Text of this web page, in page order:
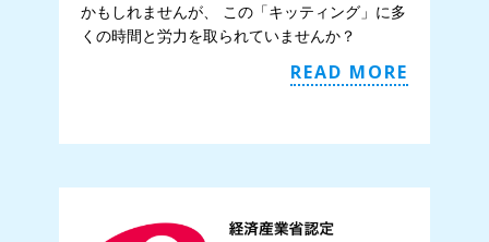
かもしれませんが、 この「キッティング」に多
くの時間と労力を取られていませんか？
READ MORE